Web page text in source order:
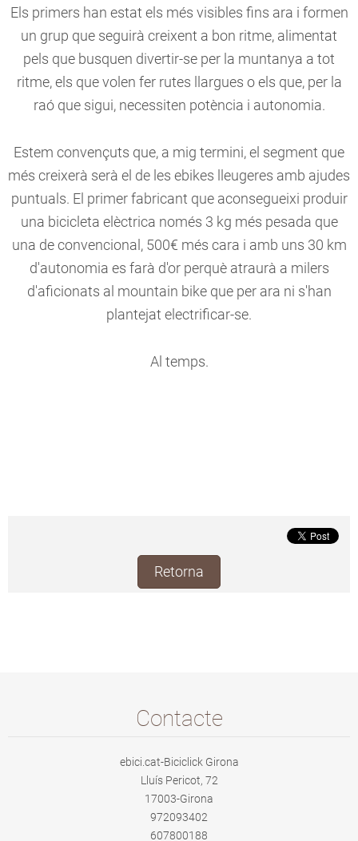
Els primers han estat els més visibles fins ara i formen
un grup que seguirà creixent a bon ritme, alimentat
pels que busquen divertir-se per la muntanya a tot
ritme, els que volen fer rutes llargues o els que, per la
raó que sigui, necessiten potència i autonomia.
Estem convençuts que, a mig termini, el segment que
més creixerà serà el de les ebikes lleugeres amb ajudes
puntuals. El primer fabricant que aconsegueixi produir
una bicicleta elèctrica només 3 kg més pesada que
una de convencional, 500€ més cara i amb uns 30 km
d'autonomia es farà d'or perquè atraurà a milers
d'aficionats al mountain bike que per ara ni s'han
plantejat electrificar-se.
Al temps.
Retorna
Contacte
ebici.cat-Biciclick Girona
Lluís Pericot, 72
17003-Girona
972093402
607800188